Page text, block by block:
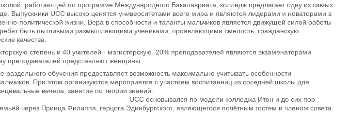
работающей по программе Международного Бакалавриата, колледж предлагает одну из самых
Выпускники UCC высоко ценятся университетами всего мира и являются лидерами и новаторами в
политической жизни. Вера в способности и таланты мальчиков является движущей силой работы
быть пытливыми размышляющими учениками, проявляющими смелость, гражданскую
качества.
степень и 40 учителей - магистерскую. 20% преподавателей являются экзаменаторами
преподавателей представляют женщины.
обучения предоставляет возможность максимально учитывать особенности
При этом организуются мероприятия с участием воспитанниц из соседней школы для
вечера, занятия по теории знаний.
по модели колледжа Итон и до сих пор
через Принца Филиппа, герцога Эдинбургского, являющегося почётным гостем и членом совета